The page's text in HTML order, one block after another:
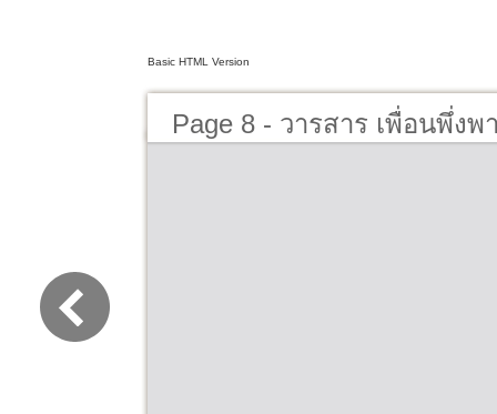
Basic HTML Version
Page 8 - วารสาร เพื่อนพึ่งพ